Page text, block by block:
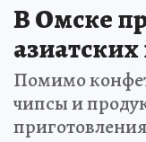
В Омске
Помимо
чипсы и
приготовления